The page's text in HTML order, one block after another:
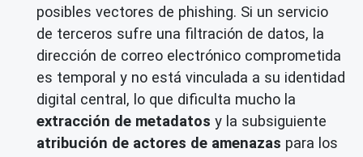
posibles vectores de phishing. Si un servicio
de terceros sufre una filtración de datos, la
dirección de correo electrónico comprometida
es temporal y no está vinculada a su identidad
digital central, lo que dificulta mucho la
extracción de metadatos y la subsiguiente
atribución de actores de amenazas para los